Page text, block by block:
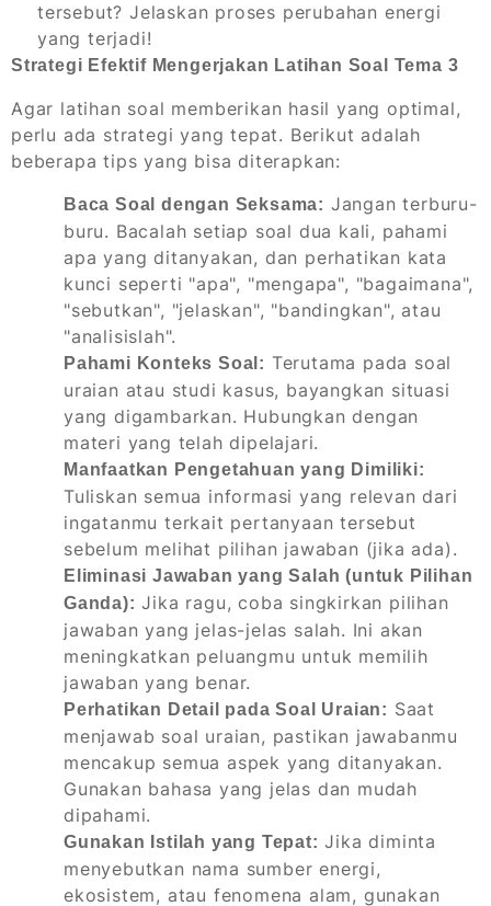
tersebut? Jelaskan proses perubahan energi
yang terjadi!
Strategi Efektif Mengerjakan Latihan Soal Tema 3
Agar latihan soal memberikan hasil yang optimal,
perlu ada strategi yang tepat. Berikut adalah
beberapa tips yang bisa diterapkan:
Baca Soal dengan Seksama: Jangan terburu-
buru. Bacalah setiap soal dua kali, pahami
apa yang ditanyakan, dan perhatikan kata
kunci seperti "apa", "mengapa", "bagaimana",
"sebutkan", "jelaskan", "bandingkan", atau
"analisislah".
Pahami Konteks Soal: Terutama pada soal
uraian atau studi kasus, bayangkan situasi
yang digambarkan. Hubungkan dengan
materi yang telah dipelajari.
Manfaatkan Pengetahuan yang Dimiliki:
Tuliskan semua informasi yang relevan dari
ingatanmu terkait pertanyaan tersebut
sebelum melihat pilihan jawaban (jika ada).
Eliminasi Jawaban yang Salah (untuk Pilihan
Ganda): Jika ragu, coba singkirkan pilihan
jawaban yang jelas-jelas salah. Ini akan
meningkatkan peluangmu untuk memilih
jawaban yang benar.
Perhatikan Detail pada Soal Uraian: Saat
menjawab soal uraian, pastikan jawabanmu
mencakup semua aspek yang ditanyakan.
Gunakan bahasa yang jelas dan mudah
dipahami.
Gunakan Istilah yang Tepat: Jika diminta
menyebutkan nama sumber energi,
ekosistem, atau fenomena alam, gunakan